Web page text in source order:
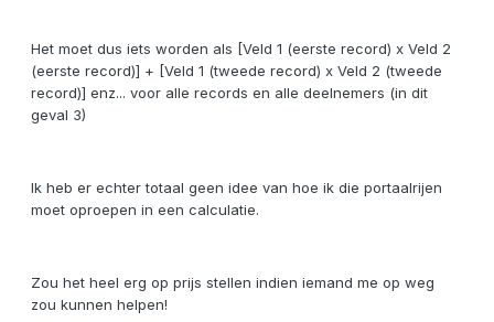
Het moet dus iets worden als [Veld 1 (eerste record) x Veld 2
(eerste record)] + [Veld 1 (tweede record) x Veld 2 (tweede
record)] enz... voor alle records en alle deelnemers (in dit
geval 3)
Ik heb er echter totaal geen idee van hoe ik die portaalrijen
moet oproepen in een calculatie.
Zou het heel erg op prijs stellen indien iemand me op weg
zou kunnen helpen!